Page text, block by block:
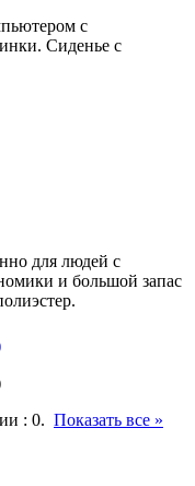
с
Сиденье с
для людей с
и большой запас
: 0. Показать все »